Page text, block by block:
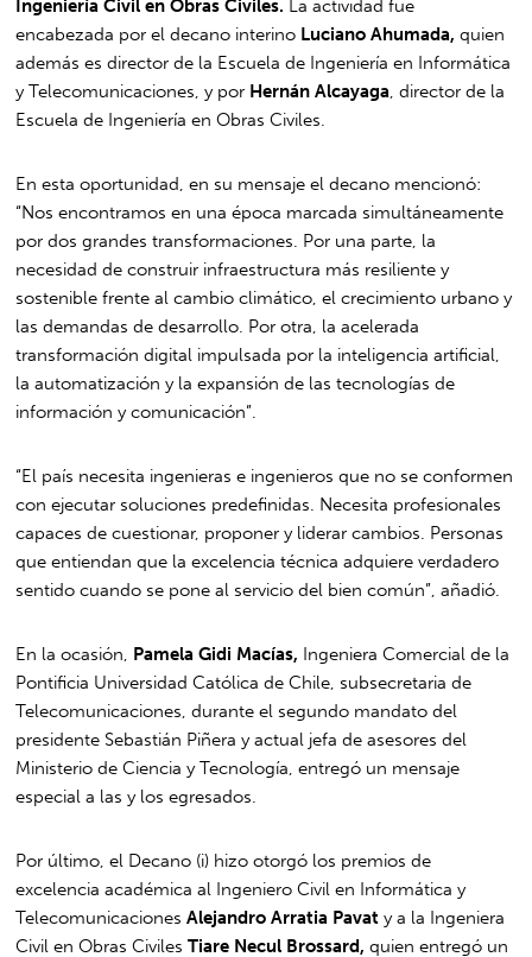
Ingeniería Civil en Obras Civiles.
La actividad fue
encabezada por el decano interino Luciano Ahumada, quien
además es director de la Escuela de Ingeniería en Informática
y Telecomunicaciones, y por Hernán Alcayaga , director de la
Escuela de Ingeniería en Obras Civiles.
En esta oportunidad, en su mensaje el decano mencionó:
“Nos encontramos en una época marcada simultáneamente
por dos grandes transformaciones. Por una parte, la
necesidad de construir infraestructura más resiliente y
sostenible frente al cambio climático, el crecimiento urbano y
las demandas de desarrollo. Por otra, la acelerada
transformación digital impulsada por la inteligencia artificial,
la automatización y la expansión de las tecnologías de
información y comunicación”.
“El país necesita ingenieras e ingenieros que no se conformen
con ejecutar soluciones predefinidas. Necesita profesionales
capaces de cuestionar, proponer y liderar cambios. Personas
que entiendan que la excelencia técnica adquiere verdadero
sentido cuando se pone al servicio del bien común”, añadió.
En la ocasión, Pamela Gidi Macías, Ingeniera Comercial de la
Pontificia Universidad Católica de Chile, subsecretaria de
Telecomunicaciones, durante el segundo mandato del
presidente Sebastián Piñera y actual jefa de asesores del
Ministerio de Ciencia y Tecnología, entregó un mensaje
especial a las y los egresados.
Por último, el Decano (i) hizo otorgó los premios de
excelencia académica al Ingeniero Civil en Informática y
TelecomunicacionesAlejandro Arratia Pavaty a la Ingeniera
Civil en Obras CivilesTiare Necul Brossard,quien entregó un